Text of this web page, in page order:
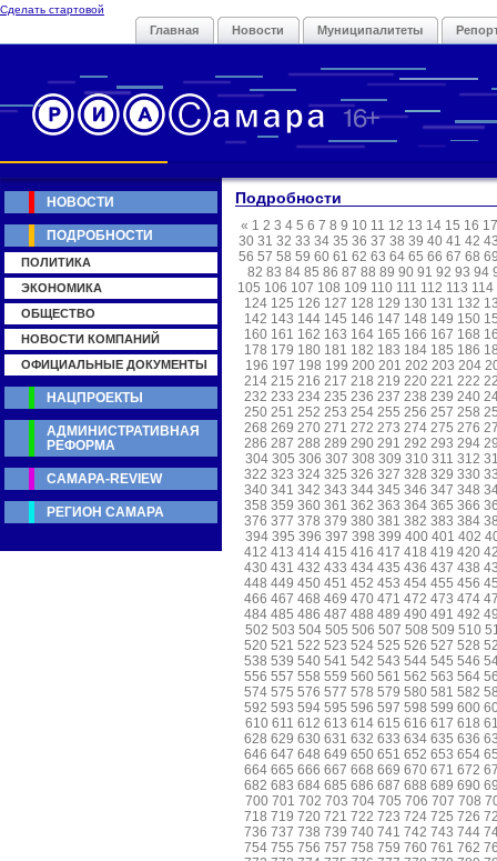
Сделать стартовой
Главная Новости Муниципалитеты
Подробности
« 1 2 3 4 5 6 7 8 9 10 11 12 13 14 15 16 17
30 31 32 33 34 35 36 37 38 39 40 41 42
56 57 58 59 60 61 62 63 64 65 66 67 68
82 83 84 85 86 87 88 89 90 91 92 93 94
105 106 107 108 109 110 111 112 113 114
124 125 126 127 128 129 130 131 132
142 143 144 145 146 147 148 149 150
160 161 162 163 164 165 166 167 168
178 179 180 181 182 183 184 185 186
196 197 198 199 200 201 202 203 204
214 215 216 217 218 219 220 221 222
232 233 234 235 236 237 238 239 240
250 251 252 253 254 255 256 257 258
268 269 270 271 272 273 274 275 276
286 287 288 289 290 291 292 293 294
304 305 306 307 308 309 310 311 312
322 323 324 325 326 327 328 329 330
340 341 342 343 344 345 346 347 348
358 359 360 361 362 363 364 365 366
376 377 378 379 380 381 382 383 384
394 395 396 397 398 399 400 401 402
412 413 414 415 416 417 418 419 420
430 431 432 433 434 435 436 437 438
448 449 450 451 452 453 454 455 456
466 467 468 469 470 471 472 473 474
484 485 486 487 488 489 490 491 492
502 503 504 505 506 507 508 509 510
520 521 522 523 524 525 526 527 528
538 539 540 541 542 543 544 545 546
556 557 558 559 560 561 562 563 564
574 575 576 577 578 579 580 581 582
592 593 594 595 596 597 598 599 600
610 611 612 613 614 615 616 617 618
628 629 630 631 632 633 634 635 636
646 647 648 649 650 651 652 653 654
664 665 666 667 668 669 670 671 672
682 683 684 685 686 687 688 689 690
700 701 702 703 704 705 706 707 708
718 719 720 721 722 723 724 725 726
736 737 738 739 740 741 742 743 744
754 755 756 757 758 759 760 761 762
НОВОСТИ
ПОДРОБНОСТИ
ПОЛИТИКА
ЭКОНОМИКА
ОБЩЕСТВО
НОВОСТИ КОМПАНИЙ
ОФИЦИАЛЬНЫЕ ДОКУМЕНТЫ
НАЦПРОЕКТЫ
АДМИНИСТРАТИВНАЯ
РЕФОРМА
САМАРА-REVIEW
РЕГИОН САМАРА